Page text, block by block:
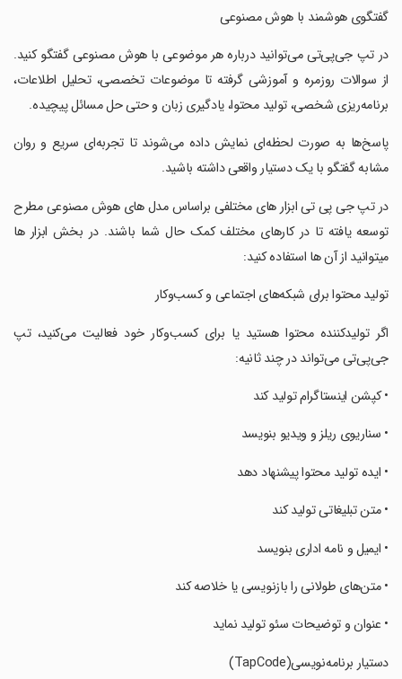
‏گفتگوی هوشمند با هوش مصنوعی
‏در تپ جی‌پی‌تی می‌توانید درباره هر موضوعی با هوش مصنوعی گفتگو کنید.
از سوالات روزمره و آموزشی گرفته تا موضوعات تخصصی، تحلیل اطلاعات،
برنامه‌ریزی شخصی، تولید محتوا، یادگیری زبان و حتی حل مسائل پیچیده.
‏پاسخ‌ها به صورت لحظه‌ای نمایش داده می‌شوند تا تجربه‌ای سریع و روان
مشابه گفتگو با یک دستیار واقعی داشته باشید.
‏در تپ جی پی تی ابزار های مختلفی براساس مدل های هوش مصنوعی مطرح
توسعه یافته تا در کارهای مختلف کمک حال شما باشند. در بخش ابزار ها
میتوانید از آن ها استفاده کنید:
‏تولید محتوا برای شبکه‌های اجتماعی و کسب‌وکار
‏اگر تولیدکننده محتوا هستید یا برای کسب‌وکار خود فعالیت می‌کنید، تپ
جی‌پی‌تی می‌تواند در چند ثانیه:
‏• کپشن اینستاگرام تولید کند
‏• سناریوی ریلز و ویدیو بنویسد
‏• ایده تولید محتوا پیشنهاد دهد
‏• متن تبلیغاتی تولید کند
‏• ایمیل و نامه اداری بنویسد
‏• متن‌های طولانی را بازنویسی یا خلاصه کند
‏• عنوان و توضیحات سئو تولید نماید
‏دستیار برنامه‌نویسی(TapCode)